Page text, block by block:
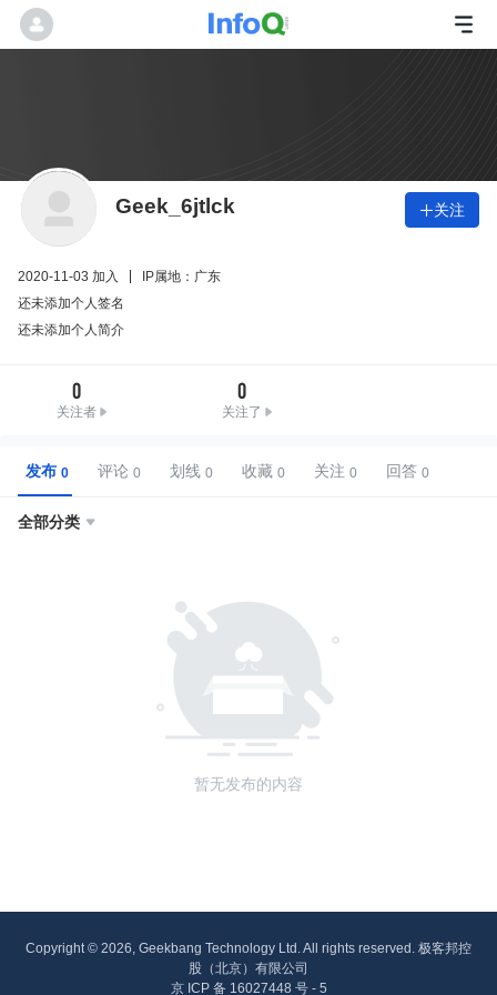
Geek_6jtlck 关注
2020-11-03 加入
IP属地：广东
还未添加个人签名
还未添加个人简介
0
关注者
0
关注了
发布 评论 划线 收藏 关注 回答
全部分类 
暂无发布的内容
Copyright © 2026, Geekbang Technology Ltd. All rights reserved. 极客邦控
股（北京）有限公司
京 ICP 备 16027448 号 - 5